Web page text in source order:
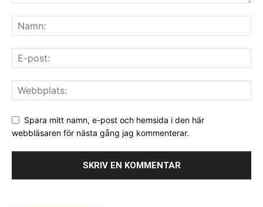
Spara mitt namn, e-post och hemsida i den här
webbläsaren för nästa gång jag kommenterar.